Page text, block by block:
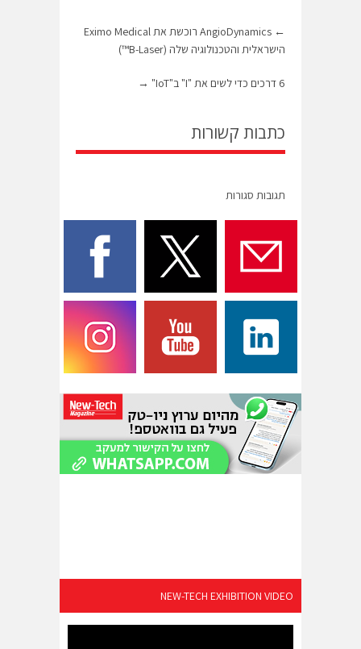
←
AngioDynamics רוכשת את Eximo Medical
הישראלית והטכנולוגיה שלה (B-Laser™)
6 דרכים כדי לשים את "I" ב"IoT" →
כתבות קשורות
תגובות סגורות
NEW-TECH EXHIBITION VIDEO